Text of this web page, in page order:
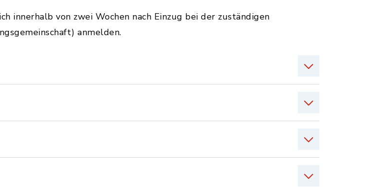
innerhalb von zwei Wochen nach Einzug bei der zuständigen
anmelden.